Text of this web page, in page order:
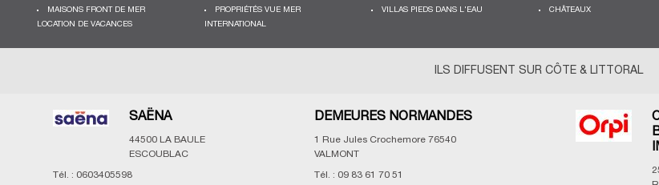
MAISONS FRONT DE MER
PROPRIÉTÉS VUE MER
VILLAS PIEDS DANS L'EAU
CHÂTEAUX
LOCATION DE VACANCES
INTERNATIONAL
ILS DIFFUSENT SUR CÔTE & LITTORAL
SAËNA
44500
LA BAULE
ESCOUBLAC
Tél. : 0603405598
DEMEURES NORMANDES
1 Rue Jules Crochemore 76540
VALMONT
Tél. : 09 83 61 70 51